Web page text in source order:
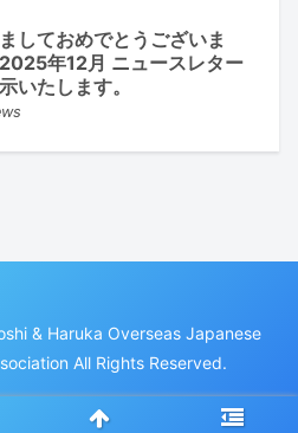
しておめでとうございま
年12月 ニュースレター
いたします。
& Haruka Overseas Japanese
All Rights Reserved.